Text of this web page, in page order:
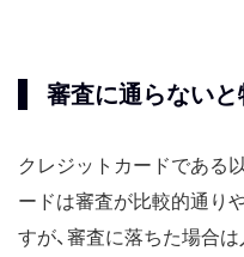
審査に通らない
クレジットカードである
ードは審査が比較的通り
すが、審査に落ちた場合